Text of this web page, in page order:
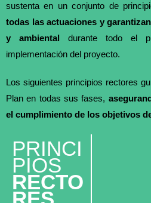
sustenta en un conjunto de
todas las actuaciones y
y ambiental durante todo el
implementación del proyecto.
Los siguientes principios rectores
Plan en todas sus fases,
el cumplimiento de los objetivos
PRINCI
PIOS
RECTO